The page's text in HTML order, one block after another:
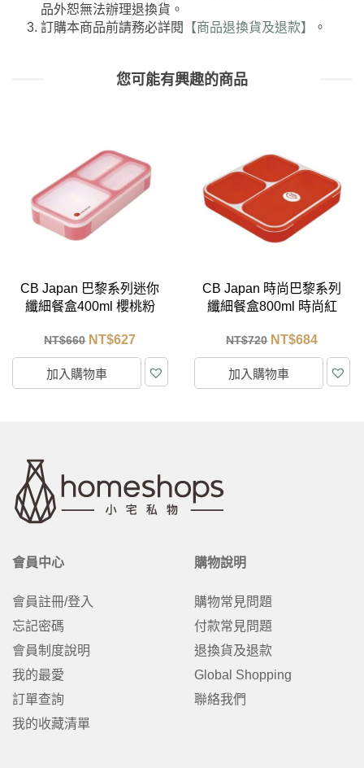
品外恕無法辦理退換貨。
訂購本商品前請務必詳閱
【商品退換貨及退款】 。
您可能有興趣的商品
CB Japan 巴黎系列迷你
纖細餐盒400ml 櫻桃粉
NT$660 NT$627
加入購物車
CB Japan 時尚巴黎系列
纖細餐盒800ml 時尚紅
NT$720 NT$684
加入購物車
會員中心
會員註冊/登入
忘記密碼
會員制度說明
我的最愛
訂單查詢
我的收藏清單
購物說明
購物常見問題
付款常見問題
退換貨及退款
Global Shopping
聯絡我們